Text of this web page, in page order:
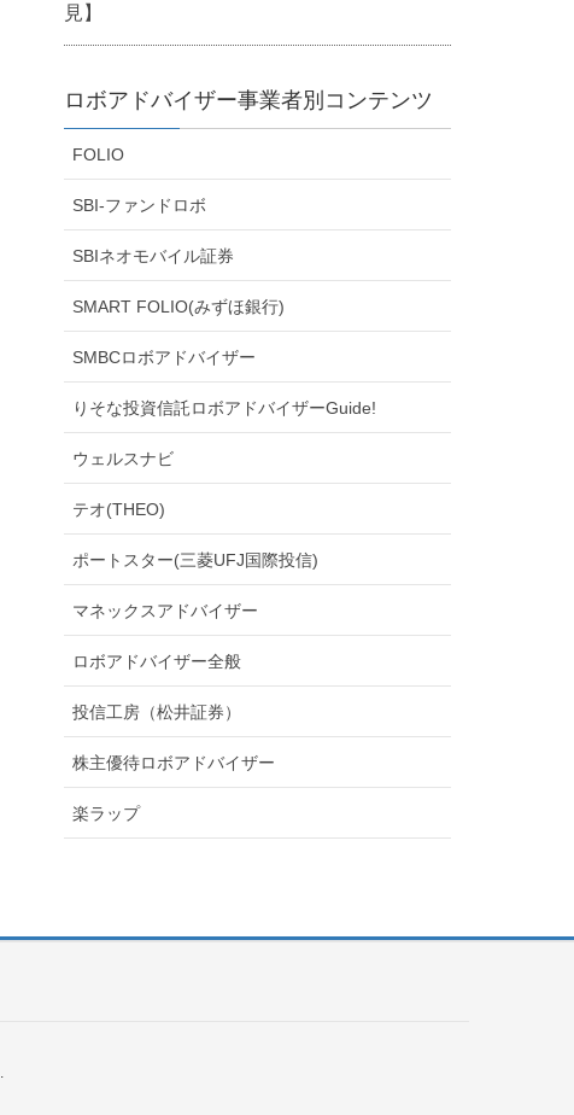
見】
ロボアドバイザー事業者別コンテンツ
FOLIO
SBI-ファンドロボ
SBIネオモバイル証券
SMART FOLIO(みずほ銀行)
SMBCロボアドバイザー
りそな投資信託ロボアドバイザーGuide!
ウェルスナビ
テオ(THEO)
ポートスター(三菱UFJ国際投信)
マネックスアドバイザー
ロボアドバイザー全般
投信工房（松井証券）
株主優待ロボアドバイザー
楽ラップ